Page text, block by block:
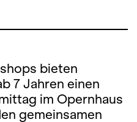
bieten
7 Jahren einen
im Opernhaus
gemeinsamen